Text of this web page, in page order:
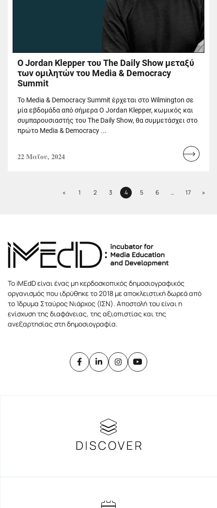
Ο Jordan Klepper του The Daily Show μεταξύ
των ομιλητών του Media & Democracy
Summit
Το Media & Democracy Summit έρχεται στο Wilmington σε
μία εβδομάδα από σήμερα Ο Jordan Klepper, κωμικός και
συμπαρουσιαστής του The Daily Show, θα συμμετάσχει στο
πρώτο Media & Democracy ...
22 Μαΐου, 2024
Read
«PreviousPage
1 Page
2 Page
3 Page
4 Page
5 Page
6 … Page
17 »Next
Το iMEdD είναι ένας μη κερδοσκοπικός δημοσιογραφικός
οργανισμός που ιδρύθηκε το 2018 με αποκλειστική δωρεά από
το Ίδρυμα Σταύρος Νιάρχος (ΙΣΝ). Αποστολή του είναι η
ενίσχυση της διαφάνειας, της αξιοπιστίας και της
ανεξαρτησίας στη δημοσιογραφία.